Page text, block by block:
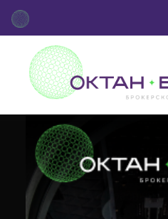
+7 (3812) 29-00-92
г.Омск ул.Красный